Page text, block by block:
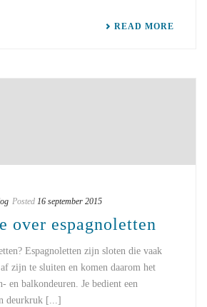
READ MORE
Posted 16 september 2015
over espagnoletten
Espagnoletten zijn sloten die vaak
zijn te sluiten en komen daarom het
en balkondeuren. Je bedient een
deurkruk [...]